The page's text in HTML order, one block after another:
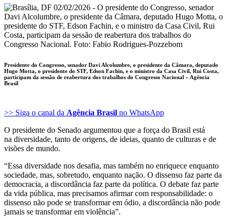
Presidente do Congresso, senador Davi Alcolumbre, o presidente da Câmara, deputado
Hugo Motta, o presidente do STF, Edson Fachin, e o ministro da Casa Civil, Rui Costa,
participam da sessão de reabertura dos trabalhos do Congresso Nacional – Agência
Brasil
>> Siga o canal da Agência Brasil no WhatsApp
O presidente do Senado argumentou que a força do Brasil está
na diversidade, tanto de origens, de ideias, quanto de culturas e de
visões de mundo.
“Essa diversidade nos desafia, mas também no enriquece enquanto
sociedade, mas, sobretudo, enquanto nação. O dissenso faz parte da
democracia, a discordância faz parte da política. O debate faz parte
da vida pública, mas precisamos afirmar com responsabilidade: o
dissenso não pode se transformar em ódio, a discordância não pode
jamais se transformar em violência”.